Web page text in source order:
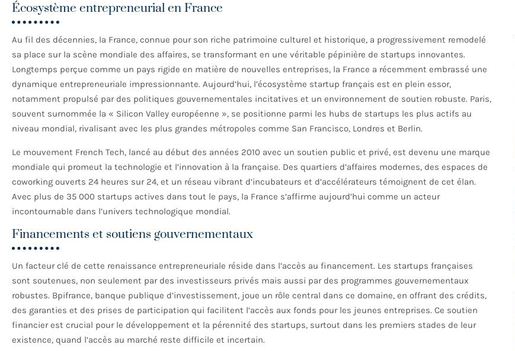
Écosystème entrepreneurial en France
Au fil des décennies, la France, connue pour son riche patrimoine culturel et historique, a progressivement remodelé
sa place sur la scène mondiale des affaires, se transformant en une véritable pépinière de startups innovantes.
Longtemps perçue comme un pays rigide en matière de nouvelles entreprises, la France a récemment embrassé une
dynamique entrepreneuriale impressionnante. Aujourd’hui, l’écosystème startup français est en plein essor,
notamment propulsé par des politiques gouvernementales incitatives et un environnement de soutien robuste. Paris,
souvent surnommée la « Silicon Valley européenne », se positionne parmi les hubs de startups les plus actifs au
niveau mondial, rivalisant avec les plus grandes métropoles comme San Francisco, Londres et Berlin.
Le mouvement French Tech, lancé au début des années 2010 avec un soutien public et privé, est devenu une marque
mondiale qui promeut la technologie et l’innovation à la française. Des quartiers d’affaires modernes, des espaces de
coworking ouverts 24 heures sur 24, et un réseau vibrant d’incubateurs et d’accélérateurs témoignent de cet élan.
Avec plus de 35 000 startups actives dans tout le pays, la France s’affirme aujourd’hui comme un acteur
incontournable dans l’univers technologique mondial.
Financements et soutiens gouvernementaux
Un facteur clé de cette renaissance entrepreneuriale réside dans l’accès au financement. Les startups françaises
sont soutenues, non seulement par des investisseurs privés mais aussi par des programmes gouvernementaux
robustes. Bpifrance, banque publique d’investissement, joue un rôle central dans ce domaine, en offrant des crédits,
des garanties et des prises de participation qui facilitent l’accès aux fonds pour les jeunes entreprises. Ce soutien
financier est crucial pour le développement et la pérennité des startups, surtout dans les premiers stades de leur
existence, quand l’accès au marché reste difficile et incertain.